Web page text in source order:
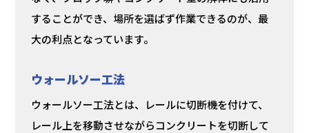
することができ、場所を選ばず作業できるのが、最
大の利点となっています。
ウォールソー工法
ウォールソー工法とは、レールに切断機を付けて、
レール上を移動させながらコンクリートを切断して